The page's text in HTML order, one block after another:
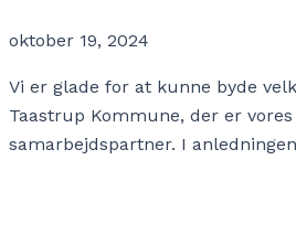
oktober 19, 2024
Vi er glade for at kunne byde
Taastrup Kommune, der er vores
samarbejdspartner. I